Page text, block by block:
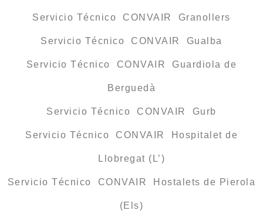
Servicio Técnico CONVAIR Granollers
Servicio Técnico CONVAIR Gualba
Servicio Técnico CONVAIR Guardiola de
Berguedà
Servicio Técnico CONVAIR Gurb
Servicio Técnico CONVAIR Hospitalet de
Llobregat (L’)
Servicio Técnico CONVAIR Hostalets de Pierola
(Els)